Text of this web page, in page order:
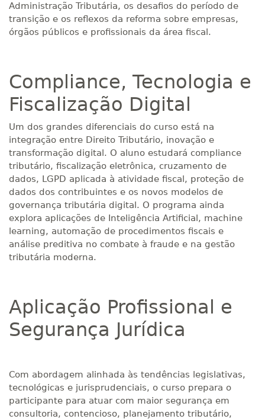
Administração Tributária, os desafios do período de
transição e os reflexos da reforma sobre empresas,
órgãos públicos e profissionais da área fiscal.
Compliance, Tecnologia e
Fiscalização Digital
Um dos grandes diferenciais do curso está na
integração entre Direito Tributário, inovação e
transformação digital. O aluno estudará compliance
tributário, fiscalização eletrônica, cruzamento de
dados, LGPD aplicada à atividade fiscal, proteção de
dados dos contribuintes e os novos modelos de
governança tributária digital. O programa ainda
explora aplicações de Inteligência Artificial, machine
learning, automação de procedimentos fiscais e
análise preditiva no combate à fraude e na gestão
tributária moderna.
Aplicação Profissional e
Segurança Jurídica
Com abordagem alinhada às tendências legislativas,
tecnológicas e jurisprudenciais, o curso prepara o
participante para atuar com maior segurança em
consultoria, contencioso, planejamento tributário,